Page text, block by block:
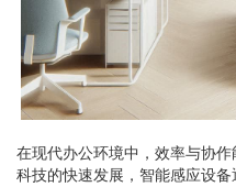
在现代办公环境中，效率与协
科技的快速发展，智能感应设